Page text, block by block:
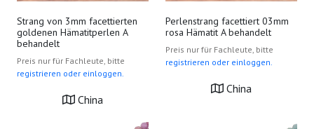
Strang von 3mm facettierten
goldenen Hämatitperlen A
behandelt
Preis nur für Fachleute, bitte
registrieren oder einloggen.
China
Perlenstrang facettiert 03mm
rosa Hämatit A behandelt
Preis nur für Fachleute, bitte
registrieren oder einloggen.
China